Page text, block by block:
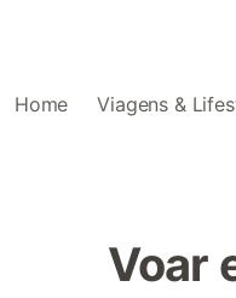
Home Viagens &
Voar